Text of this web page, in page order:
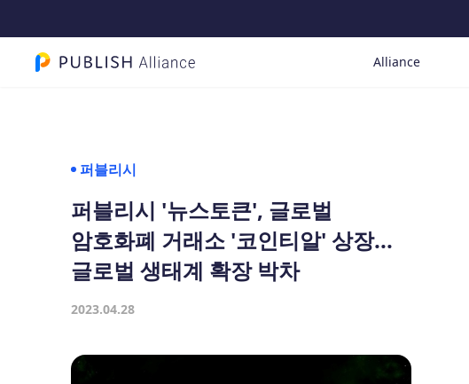
PUBLISH Alliance 로고 Alliance
퍼블리시
퍼블리시 '뉴스토큰', 글로벌
암호화폐 거래소 '코인티알' 상장...
글로벌 생태계 확장 박차
2023.04.28